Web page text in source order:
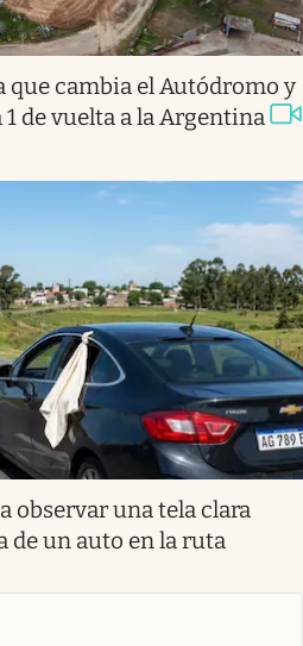
que cambia el Autódromo y
de vuelta a la Argentina
observar una tela clara
de un auto en la ruta